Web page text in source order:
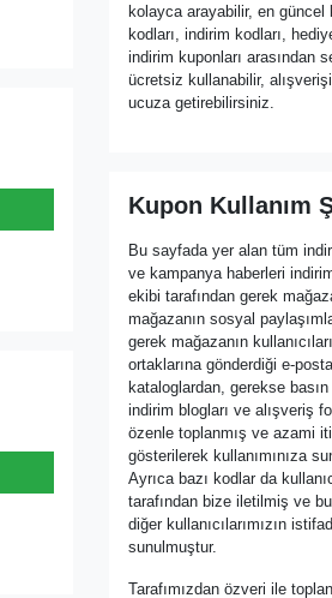
kolayca arayabilir, en güncel
kodları, indirim kodları,
indirim kuponları arasından
ücretsiz kullanabilir,
ucuza getirebilirsiniz.
Kupon Kullanım
Bu sayfada yer alan tüm
ve kampanya haberleri
ekibi tarafından gerek
mağazanın sosyal
gerek mağazanın
ortaklarına gönderdiği e-
kataloglardan, gerekse
indirim blogları ve alışveriş
özenle toplanmış ve azami
gösterilerek kullanımınıza
Ayrıca bazı kodlar da
tarafından bize iletilmiş ve
diğer kullanıcılarımızın
sunulmuştur.
Tarafımızdan özveri ile